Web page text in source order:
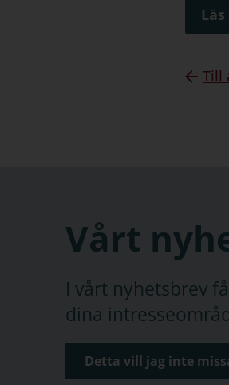
Till
Vårt
I vårt nyhetsbrev
dina
Detta vill jag inte